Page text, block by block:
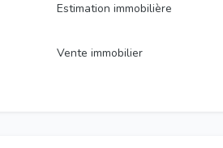
Estimation immobilière
Vente immobilier